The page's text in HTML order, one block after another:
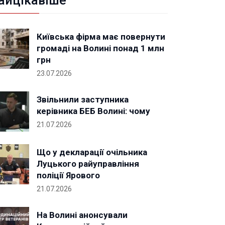
Київська фірма має повернути
громаді на Волині понад 1 млн
грн
23.07.2026
Звільнили заступника
керівника БЕБ Волині: чому
21.07.2026
Що у декларації очільника
Луцького райуправління
поліції Ярового
21.07.2026
На Волині анонсували